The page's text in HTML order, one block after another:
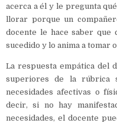
acerca a él y le pregunta
llorar porque un
docente le hace saber que
sucedido y lo anima a tomar
La respuesta empática del
superiores de la rúbrica
necesidades afectivas o
decir, si no hay
necesidades, el docente